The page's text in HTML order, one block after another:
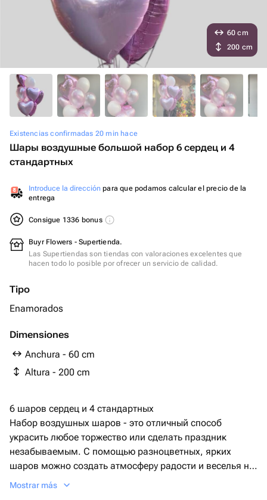
Existencias confirmadas 20 min hace
Шары воздушные большой набор 6 сердец и 4
стандартных
Introduce la dirección para que podamos calcular el precio de la
entrega
Consigue 1336 bonus
Buyr Flowers - Supertienda.
Las Supertiendas son tiendas con valoraciones excelentes que
hacen todo lo posible por ofrecer un servicio de calidad.
Tipo
Enamorados
Dimensiones
Anchura - 60 cm
Altura - 200 cm
60 cm
200 cm
6 шаров сердец и 4 стандартных
Набор воздушных шаров - это отличный способ
украсить любое торжество или сделать праздник
незабываемым. С помощью разноцветных, ярких
шаров можно создать атмосферу радости и веселья на
любом мероприятии.
Mostrar más